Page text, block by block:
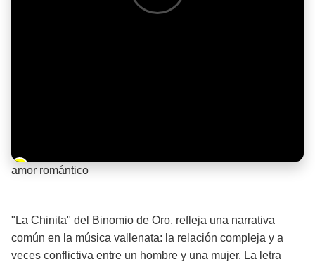
Barra de progreso de la reproducción
amor romántico
"La Chinita" del Binomio de Oro, refleja una narrativa
común en la música vallenata: la relación compleja y a
veces conflictiva entre un hombre y una mujer. La letra